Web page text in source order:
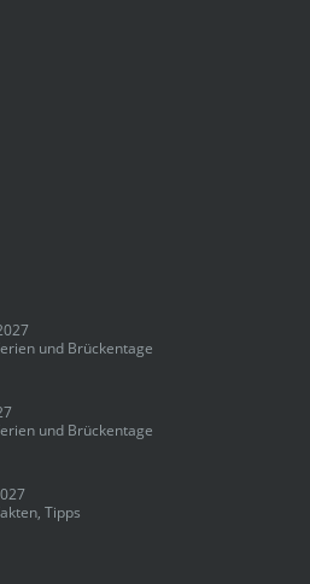
und Brückentage
und Brückentage
Tipps